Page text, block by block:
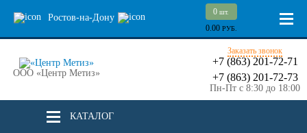
Ростов-на-Дону
0 шт.
0.00 РУБ.
ООО «Центр Метиз»
Заказать звонок
+7 (863) 201-72-71
+7 (863) 201-72-73
Пн-Пт с 8:30 до 18:00
КАТАЛОГ